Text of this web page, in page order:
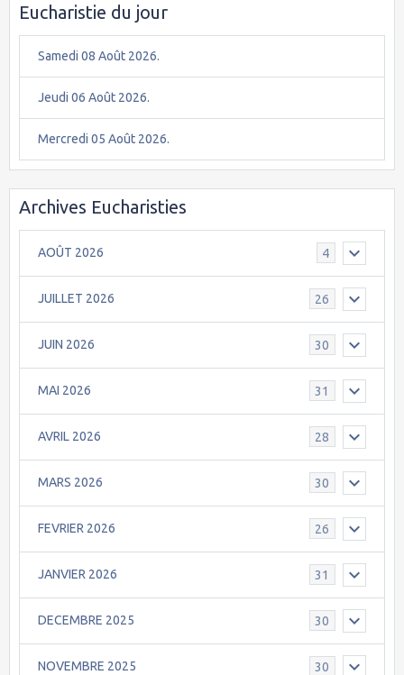
Eucharistie du jour
Samedi 08 Août 2026.
Jeudi 06 Août 2026.
Mercredi 05 Août 2026.
Archives Eucharisties
AOÛT 2026 4
JUILLET 2026 26
JUIN 2026 30
MAI 2026 31
AVRIL 2026 28
MARS 2026 30
FEVRIER 2026 26
JANVIER 2026 31
DECEMBRE 2025 30
NOVEMBRE 2025 30